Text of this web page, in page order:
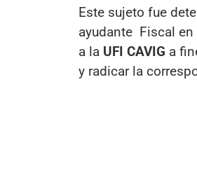
Este sujeto fue
ayudante Fiscal
a la UFI CAVIG a
y radicar la